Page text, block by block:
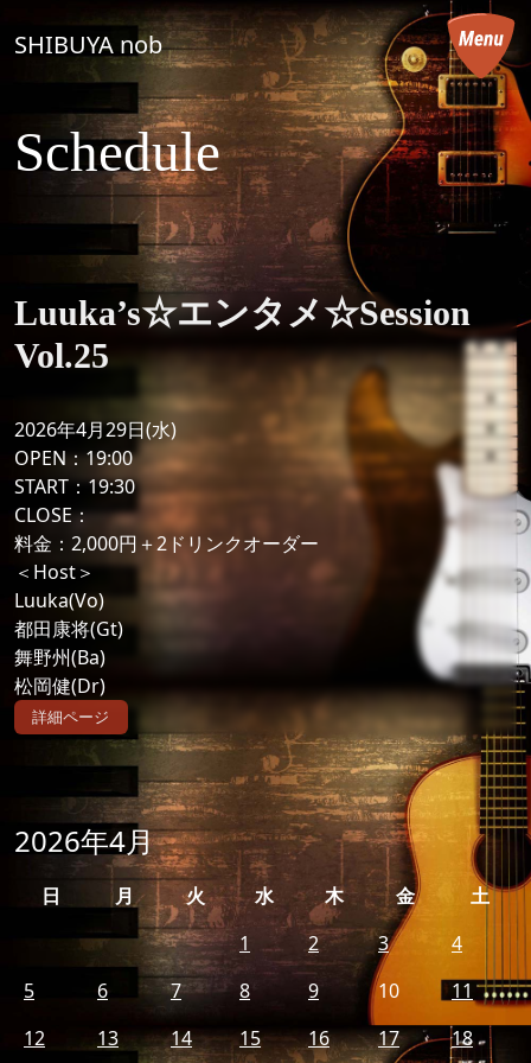
コンテンツへスキップ
メインナビゲーション
SHIBUYA nob
Schedule
Luuka’s☆エンタメ☆Session
Vol.25
2026年4月29日(水)
OPEN：19:00
START：19:30
CLOSE：
料金：2,000円＋2ドリンクオーダー
＜Host＞
Luuka(Vo)
都田康将(Gt)
舞野州(Ba)
松岡健(Dr)
詳細ページ
2026年4月
日 月 火 水 木 金
土
1
2 3
4
5
6 7 8 9 10
11
12
13 14 15 16 17 18